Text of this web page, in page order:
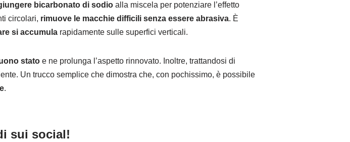
bicarbonato di sodio alla miscela per potenziare l’effetto
circolari, rimuove le macchie difficili senza essere abrasiva. È
si accumula rapidamente sulle superfici verticali.
stato e ne prolunga l’aspetto rinnovato. Inoltre, trattandosi di
Un trucco semplice che dimostra che, con pochissimo, è possibile
.
sui social!